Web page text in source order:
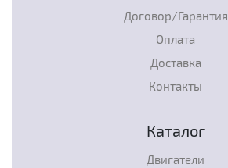
Договор/Гарантия
Оплата
Доставка
Контакты
Каталог
Двигатели